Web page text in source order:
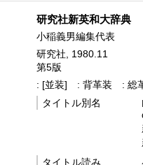
研究社新英和大辞典
小稲義男編集代表
研究社, 1980.11
第5版
: [並装]
: 背革装
: 総
タイトル別名
タイトル読み